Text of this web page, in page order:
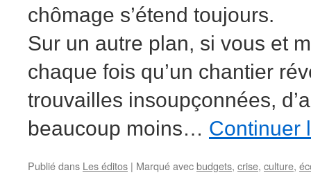
chômage s’étend toujours.
Sur un autre plan, si vous et
chaque fois qu’un chantier
trouvailles insoupçonnées,
beaucoup moins… Continuer
Publié dans Les éditos | Marqué avecbudgets, crise, culture,